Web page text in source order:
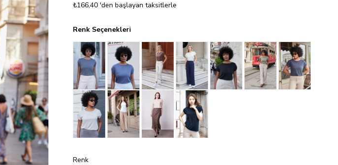
₺166,40 'den başlayan taksitlerle
Renk Seçenekleri
Renk